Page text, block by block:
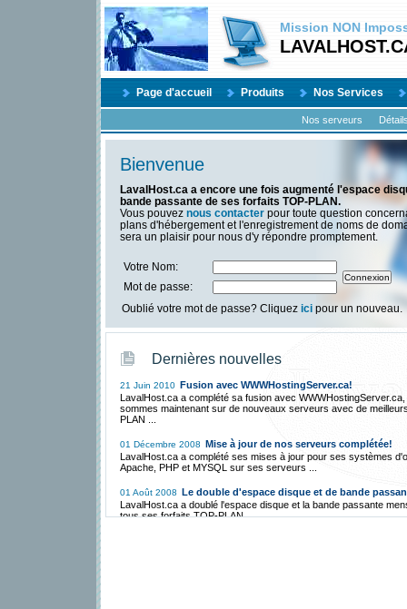
Mission NON
Page d'accueil Produits Nos Services
Nos serveurs
Bienvenue
LavalHost.ca a encore une fois augmenté l'espace
bande passante de ses forfaits TOP-PLAN.
Vous pouvez nous contacter pour toute question
plans d'hébergement et l'enregistrement de noms de
sera un plaisir pour nous d'y répondre promptement.
Votre Nom:
Mot de passe:
Oublié votre mot de passe? Cliquez ici pour un nouveau.
Dernières nouvelles
21 Juin 2010 Fusion avec WWWHostingServer.ca!
LavalHost.ca a complété sa fusion avec
sommes maintenant sur de nouveaux serveurs avec de
PLAN ...
01 Décembre 2008 Mise à jour de nos serveurs complétée!
LavalHost.ca a complété ses mises à jour pour ses systèmes
Apache, PHP et MYSQL sur ses serveurs ...
01 Août 2008 Le double d'espace disque et de bande
LavalHost.ca a doublé l'espace disque et la bande passante
tous ses forfaits TOP-PLAN ...